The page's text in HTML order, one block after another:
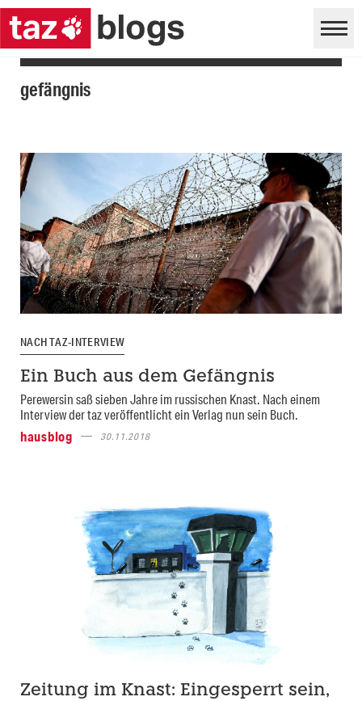
gefängnis
NACH TAZ-INTERVIEW
Ein Buch aus dem Gefängnis
Perewersin saß sieben Jahre im russischen Knast. Nach einem
Interview der taz veröffentlicht ein Verlag nun sein Buch.
hausblog
30.11.2018
Zeitung im Knast: Eingesperrt sein,